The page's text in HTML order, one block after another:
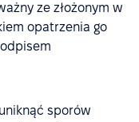
ze złożonym w
opatrzenia go
sporów